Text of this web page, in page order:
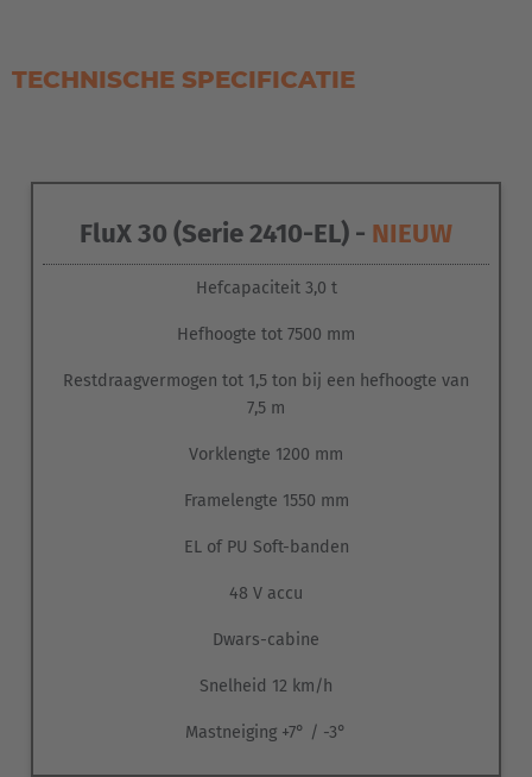
De voertuigserie is voorzien van een 3-wiel-chassis
uiteenlopende bodemgesteldheden zoals asfalt of
straatstenen te verwerken, zijn de voertuigen standaard
elastische banden (EL)
TECHNISCHE SPECIFICATIE
FluX 30 (Serie 2410-EL) - NIEUW
Hefcapaciteit 3,0 t
Hefhoogte tot 7500 mm
Restdraagvermogen tot 1,5 ton bij een hefhoogte van
7,5 m
Vorklengte 1200 mm
Framelengte 1550 mm
EL of PU Soft-banden
48 V accu
Dwars-cabine
Snelheid 12 km/h
Mastneiging +7° / -3°